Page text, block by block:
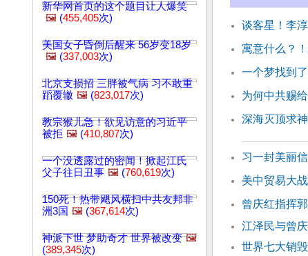
新华网首页的这个题目让人爆笑
🖼️ (455,405次)
美国女子昏倒后醒来 56岁变18岁
🖼️ (337,003次)
北京支损招 三胖被气病 习不敢重
蹈覆辙 🖼️ (823,017次)
教宗猴儿急！欲见访意的习近平
被拒 🖼️ (410,807次)
一个没透露过的密闻！掀起江氏
父子往日丑事 🖼️ (760,619次)
150死！热带飓风横扫中共友邦非
洲3国 🖼️ (367,614次)
神派下世 梦助奇才 世界被改变 🖼️
(389,345次)
谈客星！李
寓意什么？
一个梦找到
为何中共赐
深海灭顶求
习一封美丽
美中贸易大
曾庆红指挥
江泽民与曾
世界七大销